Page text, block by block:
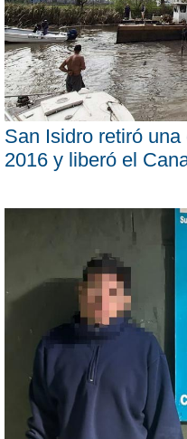
San Isidro retiró
2016 y liberó el